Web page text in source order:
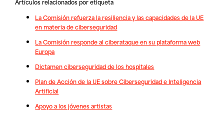
Artículos relacionados por etiqueta
La Comisión refuerza la resiliencia y las capacidades de la UE
en materia de ciberseguridad
La Comisión responde al ciberataque en su plataforma web
Europa
Dictamen ciberseguridad de los hospitales
Plan de Acción de la UE sobre Ciberseguridad e Inteligencia
Artificial
Apoyo a los jóvenes artistas